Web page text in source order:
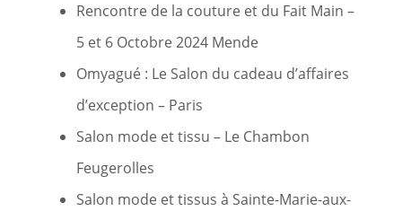
Rencontre de la couture et du Fait Main –
5 et 6 Octobre 2024 Mende
Omyagué : Le Salon du cadeau d’affaires
d’exception – Paris
Salon mode et tissu – Le Chambon
Feugerolles
Salon mode et tissus à Sainte-Marie-aux-